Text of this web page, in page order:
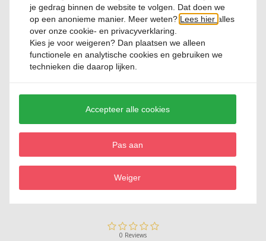
Hotdog en hamburger BBQ kit 14 delig
0 Reviews
0 Reviews
je gedrag binnen de website te volgen. Dat doen we
op een anonieme manier. Meer weten?Lees hieralles
over onze cookie- en privacyverklaring.
Kies je voorweigeren? Dan plaatsen we alleen
functionele en analytische cookies en gebruiken we
technieken die daarop lijken.
Accepteer alle cookies
Pas aan
Weiger